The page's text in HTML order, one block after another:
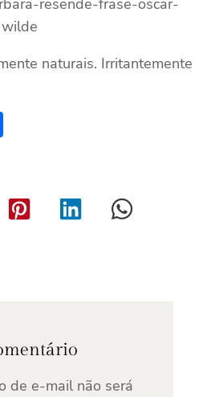
naturais. Irritantemente
de e-mail não será